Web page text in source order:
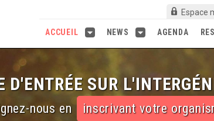
Espace
AGENDA
NEWS
ACCUEIL
D'ENTRÉE SUR
nous en inscrivant votre